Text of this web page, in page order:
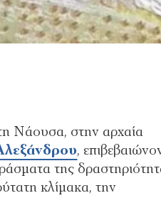
Νάουσα, στην αρχαία
,
της
κλίμακα, την